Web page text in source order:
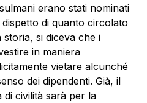
erano stati nominati
di quanto circolato
si diceva che i
in maniera
vietare alcunché
dei dipendenti. Già, il
civilità sarà per la